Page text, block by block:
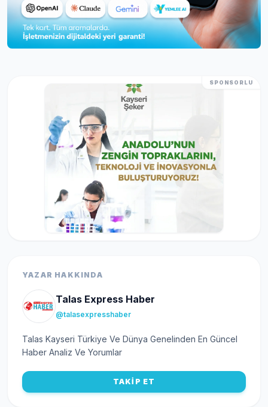
SPONSORLU
YAZAR HAKKINDA
Talas Express Haber
@talasexpresshaber
Talas Kayseri Türkiye Ve Dünya Genelinden En Güncel
Haber Analiz Ve Yorumlar
TAKİP ET